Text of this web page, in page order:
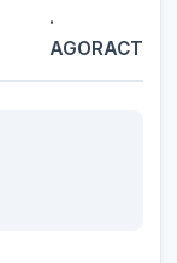
·
AGORACT